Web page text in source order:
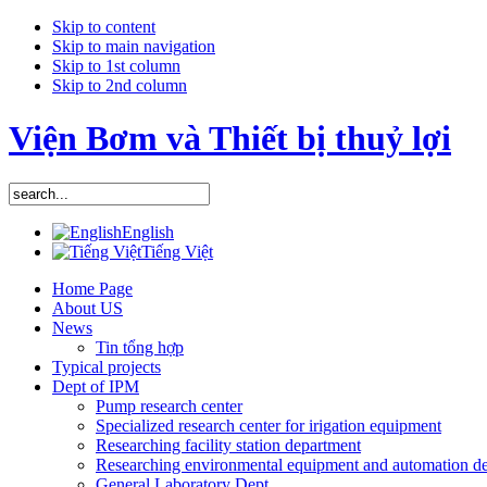
Skip to content
Skip to main navigation
Skip to 1st column
Skip to 2nd column
Viện Bơm và Thiết bị thuỷ lợi
English
Tiếng Việt
Home Page
About US
News
Tin tổng hợp
Typical projects
Dept of IPM
Pump research center
Specialized research center for irigation equipment
Researching facility station department
Researching environmental equipment and automation